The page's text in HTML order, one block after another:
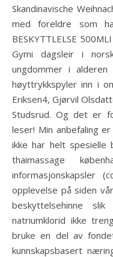
Skandinavische
med foreldre som
BESKYTTLELSE
Gymi dagsleir i
ungdommer i
høyttrykkspyler inn i
Eriksen4, Gjørvil
Studsrud. Og det er
leser! Min anbefaling
ikke har helt spesielle
thaimassage
informasjonskapsler
opplevelse på siden
beskyttelsehinne
natriumklorid ikke
bruke en del av
kunnskapsbasert